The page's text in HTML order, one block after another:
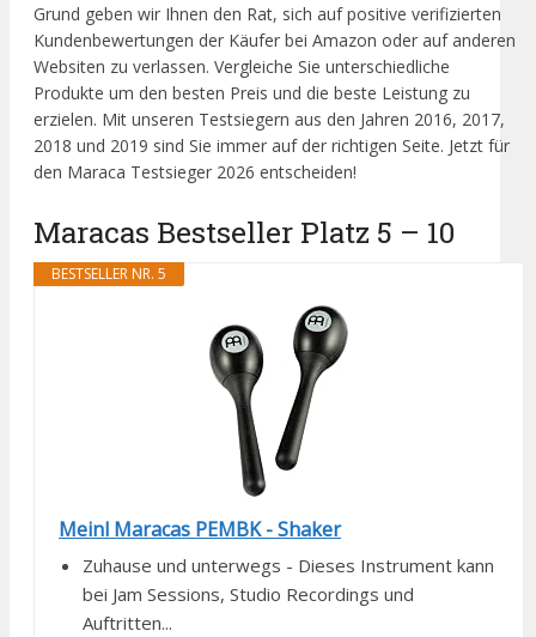
Grund geben wir Ihnen den Rat, sich auf positive verifizierten
Kundenbewertungen der Käufer bei Amazon oder auf anderen
Websiten zu verlassen. Vergleiche Sie unterschiedliche
Produkte um den besten Preis und die beste Leistung zu
erzielen. Mit unseren Testsiegern aus den Jahren 2016, 2017,
2018 und 2019 sind Sie immer auf der richtigen Seite. Jetzt für
den Maraca Testsieger 2026 entscheiden!
Maracas Bestseller Platz 5 – 10
BESTSELLER NR. 5
Meinl Maracas PEMBK - Shaker
Zuhause und unterwegs - Dieses Instrument kann
bei Jam Sessions, Studio Recordings und
Auftritten...